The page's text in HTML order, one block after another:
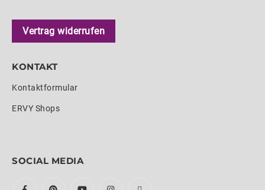
Vertrag widerrufen
KONTAKT
Kontaktformular
ERVY Shops
SOCIAL MEDIA